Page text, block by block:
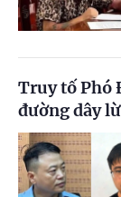
Truy tố Phó
đường dây